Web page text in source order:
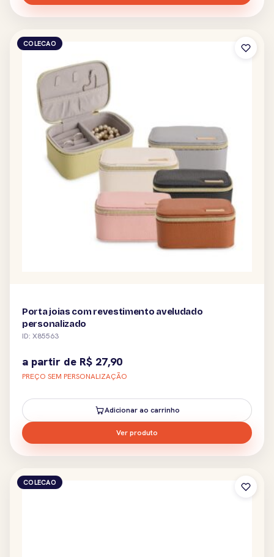
COLECAO
Porta joias com revestimento aveludado
personalizado
ID: X85563
a partir de R$ 27,90
PREÇO SEM PERSONALIZAÇÃO
Adicionar ao carrinho
Ver produto
COLECAO